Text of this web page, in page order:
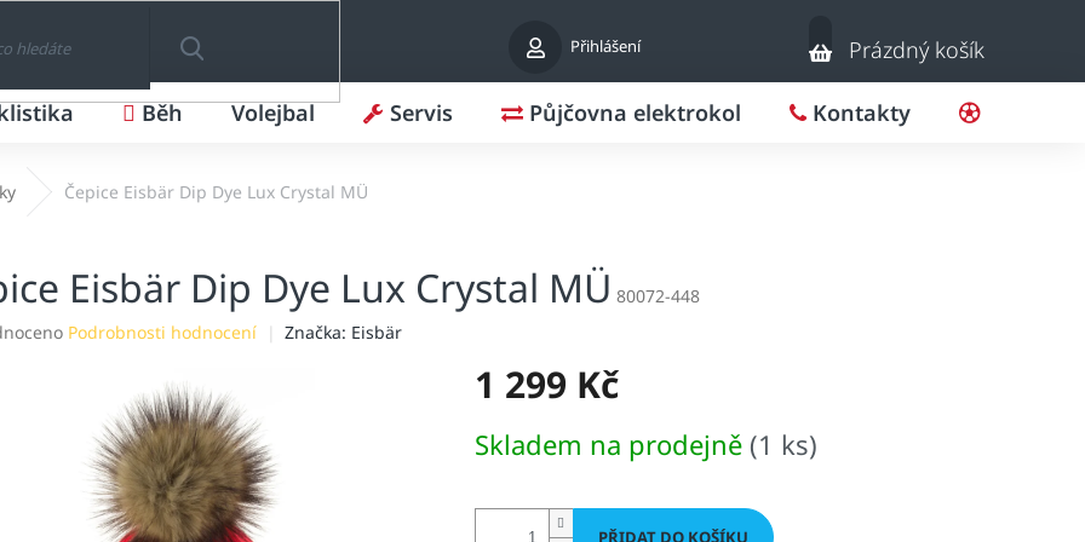
Přihlášení
HLEDAT
Nákupní
košík
Prázdný košík
Běh Volejbal Servis Půjčovna elektrokol Kontakty
Čepice Eisbär Dip Dye Lux Crystal MÜ
Eisbär Dip Dye Lux Crystal MÜ 80072-448
Podrobnosti hodnocení Značka: Eisbär
1 299 Kč
cena:
Skladem na prodejně (1 ks)